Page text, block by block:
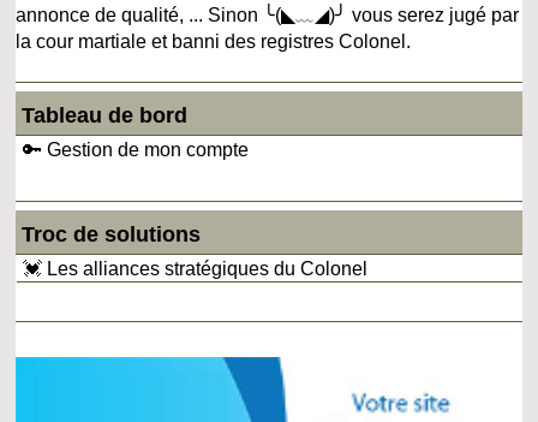
annonce de qualité, ... Sinon ╰(◣﹏◢)╯ vous serez jugé par
la cour martiale et banni des registres Colonel.
Tableau de bord
🔑 Gestion de mon compte
Troc de solutions
💓 Les alliances stratégiques du Colonel